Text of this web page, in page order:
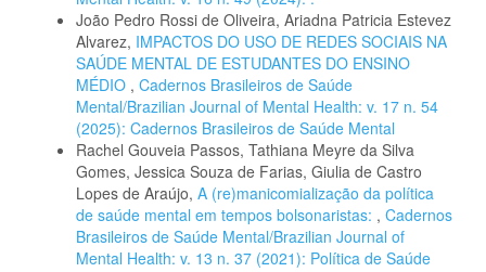
João Pedro Rossi de Oliveira, Ariadna Patricia Estevez
Alvarez, IMPACTOS DO USO DE REDES SOCIAIS NA
SAÚDE MENTAL DE ESTUDANTES DO ENSINO
MÉDIO , Cadernos Brasileiros de Saúde
Mental/Brazilian Journal of Mental Health: v. 17 n. 54
(2025): Cadernos Brasileiros de Saúde Mental
Rachel Gouveia Passos, Tathiana Meyre da Silva
Gomes, Jessica Souza de Farias, Giulia de Castro
Lopes de Araújo, A (re)manicomialização da política
de saúde mental em tempos bolsonaristas: , Cadernos
Brasileiros de Saúde Mental/Brazilian Journal of
Mental Health: v. 13 n. 37 (2021): Política de Saúde